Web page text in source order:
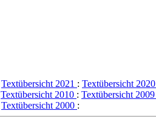
Textübersicht 2021 : Textübersicht 2020
Textübersicht 2010 : Textübersicht 2009
Textübersicht 2000 :